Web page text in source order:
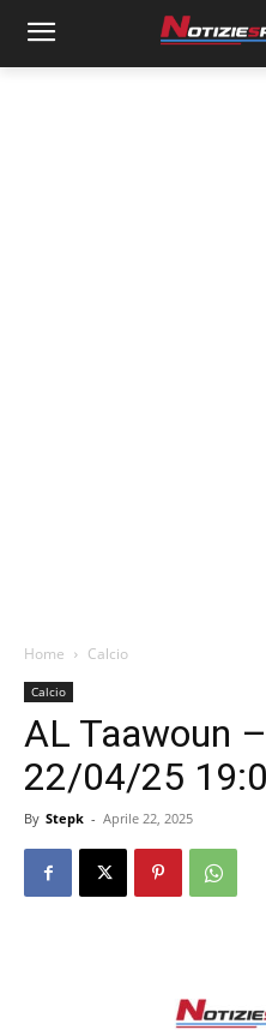
Home Calcio
Calcio
AL Taawoun
22/04/25
By Stepk - Aprile 22, 2025